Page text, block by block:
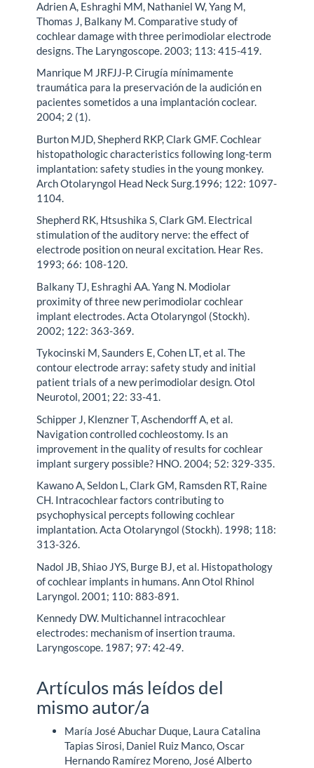
Adrien A, Eshraghi MM, Nathaniel W, Yang M,
Thomas J, Balkany M. Comparative study of
cochlear damage with three perimodiolar electrode
designs. The Laryngoscope. 2003; 113: 415-419.
Manrique M JRFJJ-P. Cirugía mínimamente
traumática para la preservación de la audición en
pacientes sometidos a una implantación coclear.
2004; 2 (1).
Burton MJD, Shepherd RKP, Clark GMF. Cochlear
histopathologic characteristics following long-term
implantation: safety studies in the young monkey.
Arch Otolaryngol Head Neck Surg.1996; 122: 1097-
1104.
Shepherd RK, Htsushika S, Clark GM. Electrical
stimulation of the auditory nerve: the effect of
electrode position on neural excitation. Hear Res.
1993; 66: 108-120.
Balkany TJ, Eshraghi AA. Yang N. Modiolar
proximity of three new perimodiolar cochlear
implant electrodes. Acta Otolaryngol (Stockh).
2002; 122: 363-369.
Tykocinski M, Saunders E, Cohen LT, et al. The
contour electrode array: safety study and initial
patient trials of a new perimodiolar design. Otol
Neurotol, 2001; 22: 33-41.
Schipper J, Klenzner T, Aschendorff A, et al.
Navigation controlled cochleostomy. Is an
improvement in the quality of results for cochlear
implant surgery possible? HNO. 2004; 52: 329-335.
Kawano A, Seldon L, Clark GM, Ramsden RT, Raine
CH. Intracochlear factors contributing to
psychophysical percepts following cochlear
implantation. Acta Otolaryngol (Stockh). 1998; 118:
313-326.
Nadol JB, Shiao JYS, Burge BJ, et al. Histopathology
of cochlear implants in humans. Ann Otol Rhinol
Laryngol. 2001; 110: 883-891.
Kennedy DW. Multichannel intracochlear
electrodes: mechanism of insertion trauma.
Laryngoscope. 1987; 97: 42-49.
Artículos más leídos del
mismo autor/a
María José Abuchar Duque, Laura Catalina
Tapias Sirosi, Daniel Ruiz Manco, Oscar
Hernando Ramírez Moreno, José Alberto